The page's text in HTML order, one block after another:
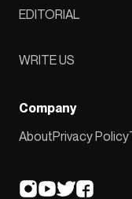
EDITORIAL
WRITE US
Company
AboutPrivacy Policy